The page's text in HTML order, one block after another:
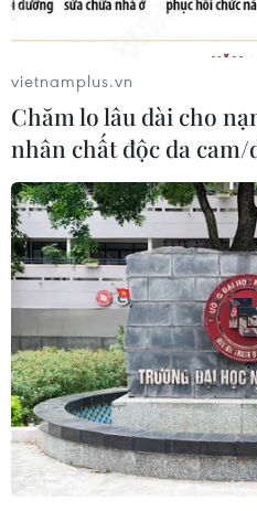
ngư dân phấn khởi vươn
06/08/2026 09:06
Giá dầu tăng khi nhà đầu
trọng trước tình hình
06/08/2026 09:03
Giá vàng tăng phiên thứ
chạm mức cao nhất trong
06/08/2026 08:36
Xăng dầu trong nước
vietnamplus.vn
Chăm lo lâu dài cho
nhân chất độc da